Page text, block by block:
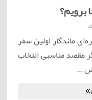
برویم؟
ماندگار اولین سفر
مقصد مناسبی انتخاب
...